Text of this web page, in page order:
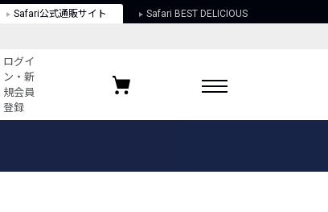
Safari公式通販サイト Safari BEST DELICIOUS
ログイ
ン・新
規会員
登録
お気に入りブランド